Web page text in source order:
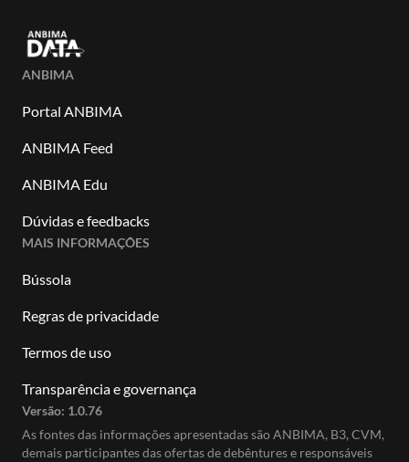
ANBIMA
Portal ANBIMA
ANBIMA Feed
ANBIMA Edu
Dúvidas e feedbacks
MAIS INFORMAÇÕES
Bússola
Regras de privacidade
Termos de uso
Transparência e governança
Versão: 1.0.76
As fontes das informações apresentadas são ANBIMA, B3, CVM,
demais participantes das ofertas de debêntures e responsáveis